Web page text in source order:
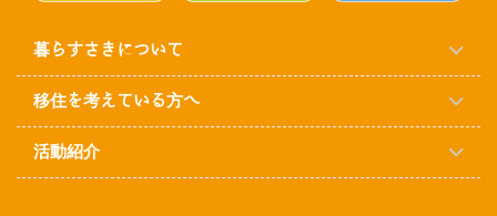
暮らすさきについて
移住を考えている方へ
活動紹介